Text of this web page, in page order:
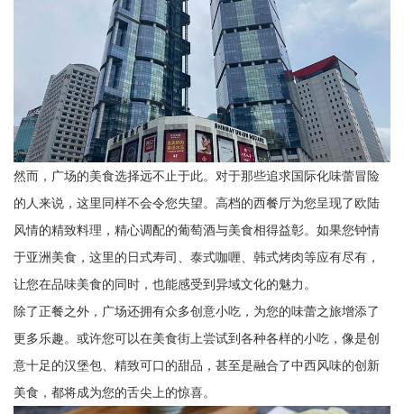
然而，广场的美食选择远不止于此。对于那些追求国际化味蕾冒险
的人来说，这里同样不会令您失望。高档的西餐厅为您呈现了欧陆
风情的精致料理，精心调配的葡萄酒与美食相得益彰。如果您钟情
于亚洲美食，这里的日式寿司、泰式咖喱、韩式烤肉等应有尽有，
让您在品味美食的同时，也能感受到异域文化的魅力。
除了正餐之外，广场还拥有众多创意小吃，为您的味蕾之旅增添了
更多乐趣。或许您可以在美食街上尝试到各种各样的小吃，像是创
意十足的汉堡包、精致可口的甜品，甚至是融合了中西风味的创新
美食，都将成为您的舌尖上的惊喜。